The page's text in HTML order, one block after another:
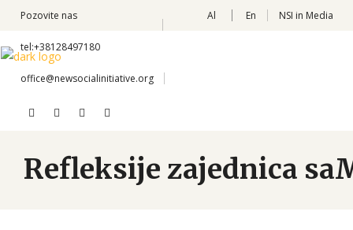
Pozovite nas
tel:+38128497180
office@newsocialinitiative.org
Al En NSI in Media
Refleksije zajednica